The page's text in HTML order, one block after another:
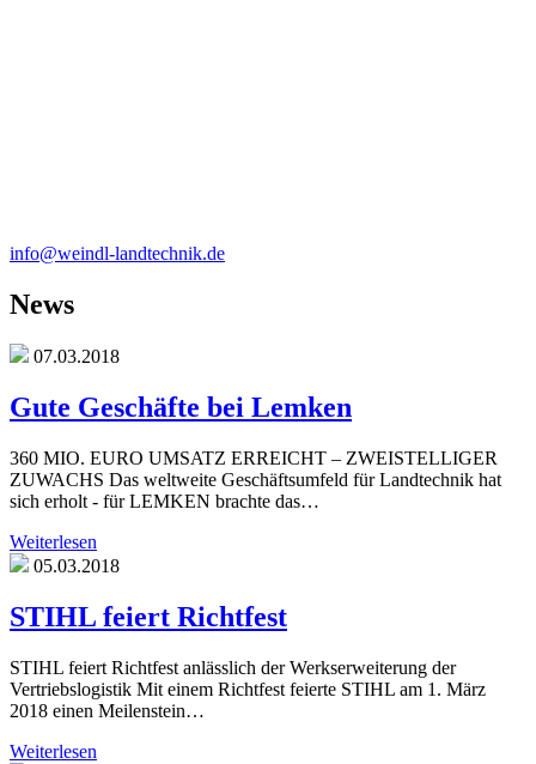
info@weindl-landtechnik.de
News
07.03.2018
Gute Geschäfte bei Lemken
360 MIO. EURO UMSATZ ERREICHT – ZWEISTELLIGER
ZUWACHS Das weltweite Geschäftsumfeld für Landtechnik hat
sich erholt - für LEMKEN brachte das…
Weiterlesen
05.03.2018
STIHL feiert Richtfest
STIHL feiert Richtfest anlässlich der Werkserweiterung der
Vertriebslogistik Mit einem Richtfest feierte STIHL am 1. März
2018 einen Meilenstein…
Weiterlesen